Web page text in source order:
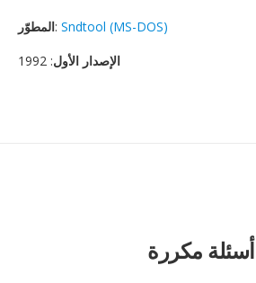
المطوّر: Sndtool (MS-DOS)
الإصدار الأول: 1992
أسئلة مكررة